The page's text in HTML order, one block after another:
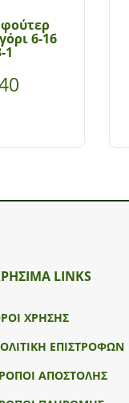
6-16
1
LINKS
ΧΡΗΣΗΣ
ΕΠΙΣΤΡΟΦΩΝ
ΑΠΟΣΤΟΛΗΣ